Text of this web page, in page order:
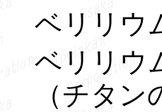
ベリリウ
ベリリウ
（チタ